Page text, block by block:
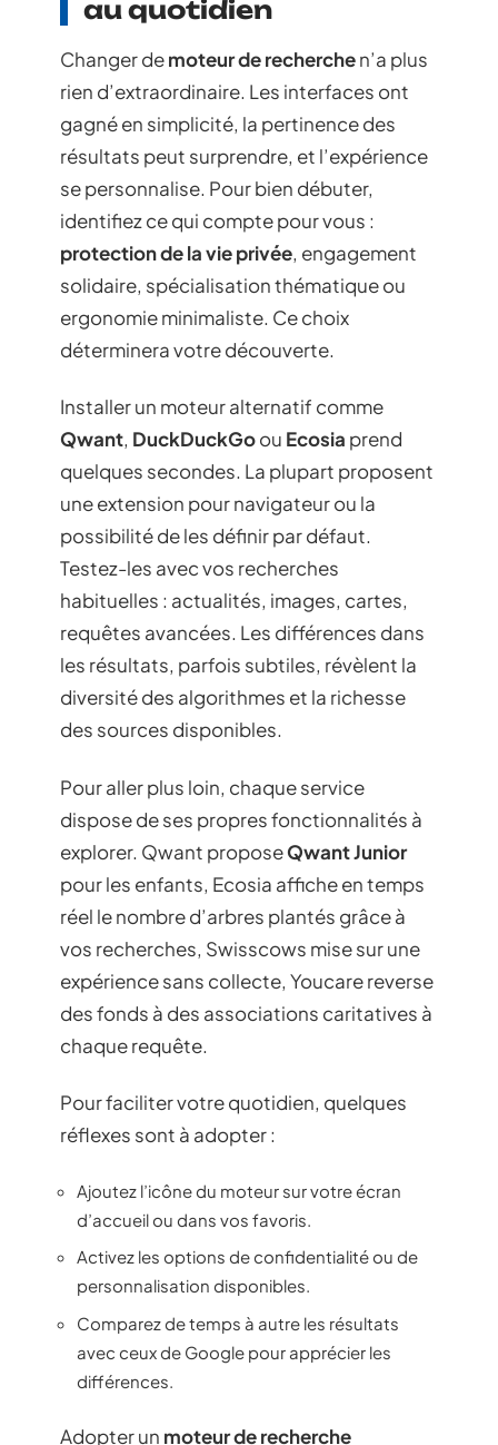
au quotidien
Changer demoteur de recherchen’a plus
rien d’extraordinaire. Les interfaces ont
gagné en simplicité, la pertinence des
résultats peut surprendre, et l’expérience
se personnalise. Pour bien débuter,
identifiez ce qui compte pour vous :
protection de la vie privée, engagement
solidaire, spécialisation thématique ou
ergonomie minimaliste. Ce choix
déterminera votre découverte.
Installer un moteur alternatif comme
Qwant, DuckDuckGoou Ecosia prend
quelques secondes. La plupart proposent
une extension pour navigateur ou la
possibilité de les définir par défaut.
Testez-les avec vos recherches
habituelles : actualités, images, cartes,
requêtes avancées. Les différences dans
les résultats, parfois subtiles, révèlent la
diversité des algorithmes et la richesse
des sources disponibles.
Pour aller plus loin, chaque service
dispose de ses propres fonctionnalités à
explorer. Qwant proposeQwant Junior
pour les enfants, Ecosia affiche en temps
réel le nombre d’arbres plantés grâce à
vos recherches, Swisscows mise sur une
expérience sans collecte, Youcare reverse
des fonds à des associations caritatives à
chaque requête.
Pour faciliter votre quotidien, quelques
réflexes sont à adopter :
Ajoutez l’icône du moteur sur votre écran
d’accueil ou dans vos favoris.
Activez les options de confidentialité ou de
personnalisation disponibles.
Comparez de temps à autre les résultats
avec ceux de Google pour apprécier les
différences.
Adopter un moteur de recherche